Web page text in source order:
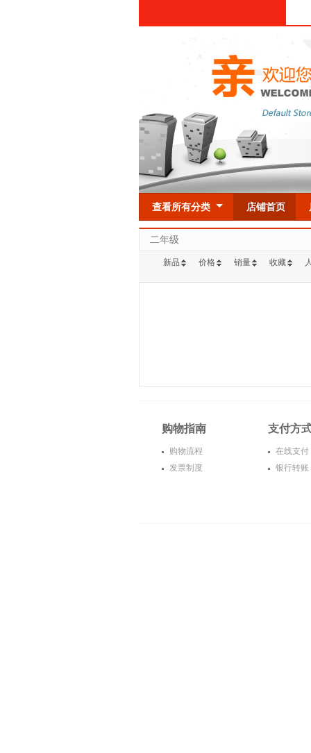
查看所有分类 店铺首页
二年级
新品 价格 销量 收藏
购物指南
购物流程
发票制度
支付方
在线支付
银行转账